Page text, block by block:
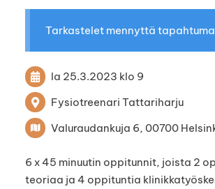
Tarkastelet mennyttä
la 25.3.2023 klo 9
Fysiotreenari Tattariharju
Valuraudankuja 6, 00700
6 x 45 minuutin oppitunnit, joista 2
teoriaa ja 4 oppituntia